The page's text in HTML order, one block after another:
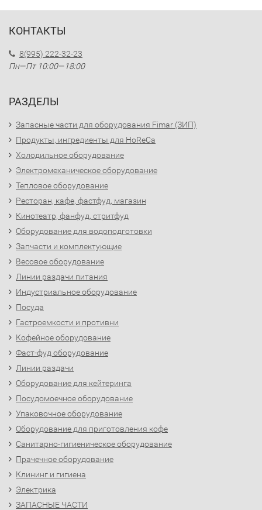
КОНТАКТЫ
8(995) 222-32-23
Пн—Пт 10:00—18:00
РАЗДЕЛЫ
Запасные части для оборудования Fimar (ЗИП)
Продукты, ингредиенты для HoReCa
Холодильное оборудование
Электромеханическое оборудование
Тепловое оборудование
Ресторан, кафе, фастфуд, магазин
Кинотеатр, фанфуд, стритфуд
Оборудование для водоподготовки
Запчасти и комплектующие
Весовое оборудование
Линии раздачи питания
Индустриальное оборудование
Посуда
Гастроемкости и противни
Кофейное оборудование
Фаст-фуд оборудование
Линии раздачи
Оборудование для кейтеринга
Посудомоечное оборудование
Упаковочное оборудование
Оборудование для приготовления кофе
Санитарно-гигиеническое оборудование
Прачечное оборудование
Клининг и гигиена
Электрика
ЗАПАСНЫЕ ЧАСТИ